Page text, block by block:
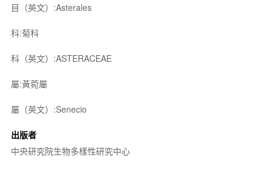
目（英文）:Asterales
科:菊科
科（英文）:ASTERACEAE
屬:黃菀屬
屬（英文）:Senecio
出版者
中央研究院生物多樣性研究中心